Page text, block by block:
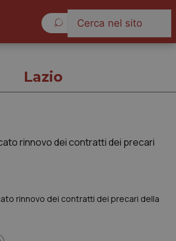
Lazio
rinnovo dei contratti dei precari della